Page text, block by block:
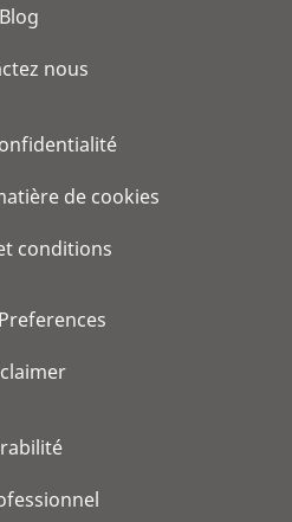
Blog
nous
de cookies
conditions